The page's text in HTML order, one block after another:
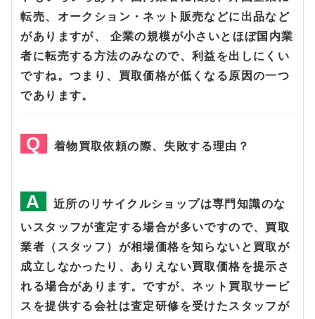
転売、オークション・ネット販売などに出品など
がありますが、 企業の規模が小さいとほぼ国内業
者に転売する方法のみなので、利益を出しにくい
ですね。つまり、買取価格が低くなる原因の一つ
であります。
着物買取依頼の際、失敗する理由？
近所のリサイクルショップは専門知識のな
いスタッフが査定する場合が多いですので、買取
業者（スタッフ）が相場価格を知らないと買取が
成立しなかったり、ありえない買取価格を提示さ
れる場合があります。ですが、ネット買取サービ
スを提供する会社は査定研修を受けたスタッフが